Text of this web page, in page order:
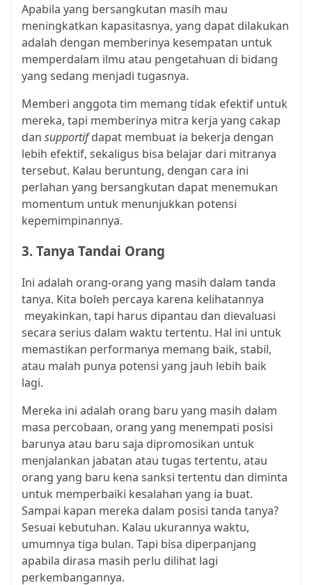
Apabila yang bersangkutan masih mau
meningkatkan kapasitasnya, yang dapat dilakukan
adalah dengan memberinya kesempatan untuk
memperdalam ilmu atau pengetahuan di bidang
yang sedang menjadi tugasnya.
Memberi anggota tim memang tidak efektif untuk
mereka, tapi memberinya mitra kerja yang cakap
dan supportifdapat membuat ia bekerja dengan
lebih efektif, sekaligus bisa belajar dari mitranya
tersebut. Kalau beruntung, dengan cara ini
perlahan yang bersangkutan dapat menemukan
momentum untuk menunjukkan potensi
kepemimpinannya.
3. Tanya Tandai Orang
Ini adalah orang-orang yang masih dalam tanda
tanya. Kita boleh percaya karena kelihatannya
meyakinkan, tapi harus dipantau dan dievaluasi
secara serius dalam waktu tertentu. Hal ini untuk
memastikan performanya memang baik, stabil,
atau malah punya potensi yang jauh lebih baik
lagi.
Mereka ini adalah orang baru yang masih dalam
masa percobaan, orang yang menempati posisi
barunya atau baru saja dipromosikan untuk
menjalankan jabatan atau tugas tertentu, atau
orang yang baru kena sanksi tertentu dan diminta
untuk memperbaiki kesalahan yang ia buat.
Sampai kapan mereka dalam posisi tanda tanya?
Sesuai kebutuhan. Kalau ukurannya waktu,
umumnya tiga bulan. Tapi bisa diperpanjang
apabila dirasa masih perlu dilihat lagi
perkembangannya.